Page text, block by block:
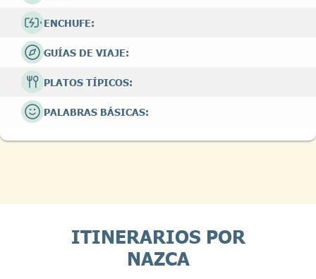
ENCHUFE:
GUÍAS DE VIAJE:
PLATOS TÍPICOS:
PALABRAS BÁSICAS:
ITINERARIOS POR
NAZCA